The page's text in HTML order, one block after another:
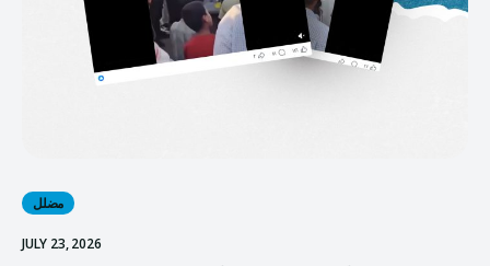
مضلل
JULY 23, 2026